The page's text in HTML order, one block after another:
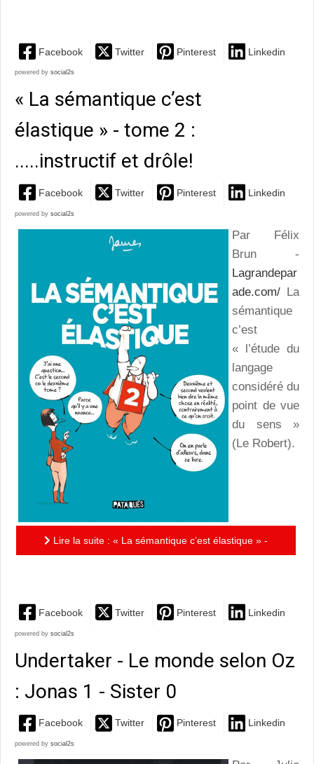
Facebook Twitter Pinterest Linkedin
powered by social2s
« La sémantique c’est
élastique » - tome 2 :
.....instructif et drôle!
Facebook Twitter Pinterest Linkedin
powered by social2s
Par Félix
Brun -
Lagrandepar
ade.com/ La
sémantique
c’est
« l’étude du
langage
considéré du
point de vue
du sens »
(Le Robert).
Lire la suite : « La sémantique c’est élastique » -
Facebook Twitter Pinterest Linkedin
powered by social2s
Undertaker - Le monde selon Oz
: Jonas 1 - Sister 0
Facebook Twitter Pinterest Linkedin
powered by social2s